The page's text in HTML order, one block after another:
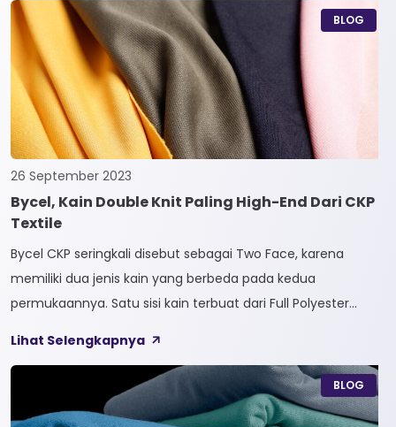
Langsung. 1. Penomoran Tidak Langsung Penomoran Tidak
Langsung biasa diaplikasikan pada jenis Natural Fiber, seperti
Rayon dan Cotton. Satuan yang paling […]
BLOG
26 September 2023
Bycel, Kain Double Knit Paling High-End Dari CKP
Textile
Bycel CKP seringkali disebut sebagai Two Face, karena
memiliki dua jenis kain yang berbeda pada kedua
permukaannya. Satu sisi kain terbuat dari Full Polyester
Bycel merupakan kain High-End karena bersifat Fungsional,
dapat digunakan sesuai kebutuhan customer. Selain itu,
kain Bycel juga diberi teknologi teranyar yakni pemberian
Lihat Selengkapnya
BLOG